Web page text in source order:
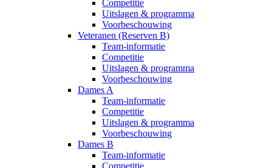
Competitie
Uitslagen & programma
Voorbeschouwing
Veteranen (Reserven B)
Team-informatie
Competitie
Uitslagen & programma
Voorbeschouwing
Dames A
Team-informatie
Competitie
Uitslagen & programma
Voorbeschouwing
Dames B
Team-informatie
Competitie